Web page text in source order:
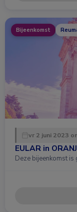
Bijeenkomst
vr 2 juni 2023
EULAR in
Deze bijeenkomst is